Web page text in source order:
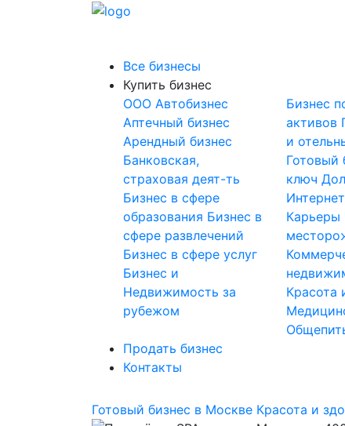
Все бизнесы
Купить бизнес
OOO Автобизнес
Аптечный бизнес
Арендный бизнес
Банковская,
страховая деят-ть
Бизнес в сфере
образования Бизнес в
сфере развлечений
Бизнес в сфере услуг
Бизнес и
Недвижимость за
рубежом
Бизнес
активов
и
Готовый
ключ
Карьеры
Красота
Продать бизнес
Контакты
Готовый бизнес в Москве Красота и